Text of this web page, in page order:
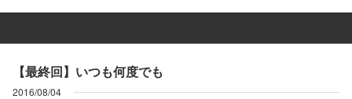
【最終回】いつも何度でも
2016/08/04